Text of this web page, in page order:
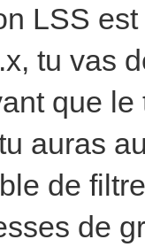
LSS
tu vas
que
auras
de
de